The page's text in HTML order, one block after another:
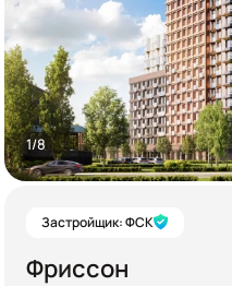
1/8
Застройщик: ФСК
Фриссон